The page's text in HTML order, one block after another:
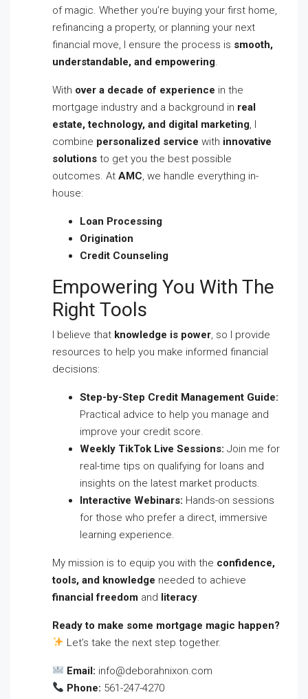
of magic. Whether you’re buying your first home,
refinancing a property, or planning your next
financial move, I ensure the process is smooth,
understandable, and empowering.
With over a decade of experience in the
mortgage industry and a background in real
estate, technology, and digital marketing, I
combine personalized service with innovative
solutions to get you the best possible
outcomes. AtAMC, we handle everything in-
house:
Loan Processing
Origination
Credit Counseling
Empowering You With The
Right Tools
I believe that knowledge is power, so I provide
resources to help you make informed financial
decisions:
Step-by-Step Credit Management Guide:
Practical advice to help you manage and
improve your credit score.
Weekly TikTok Live Sessions: Join me for
real-time tips on qualifying for loans and
insights on the latest market products.
Interactive Webinars: Hands-on sessions
for those who prefer a direct, immersive
learning experience.
My mission is to equip you with the confidence,
tools, and knowledge needed to achieve
financial freedom and literacy.
Ready to make some mortgage magic happen?
Let’s take the next step together.
Email: info@deborahnixon.com
Phone: 561-247-4270